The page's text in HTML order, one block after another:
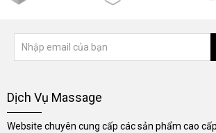
Dịch Vụ Massage
Website chuyên cung cấp các sản phẩm cao